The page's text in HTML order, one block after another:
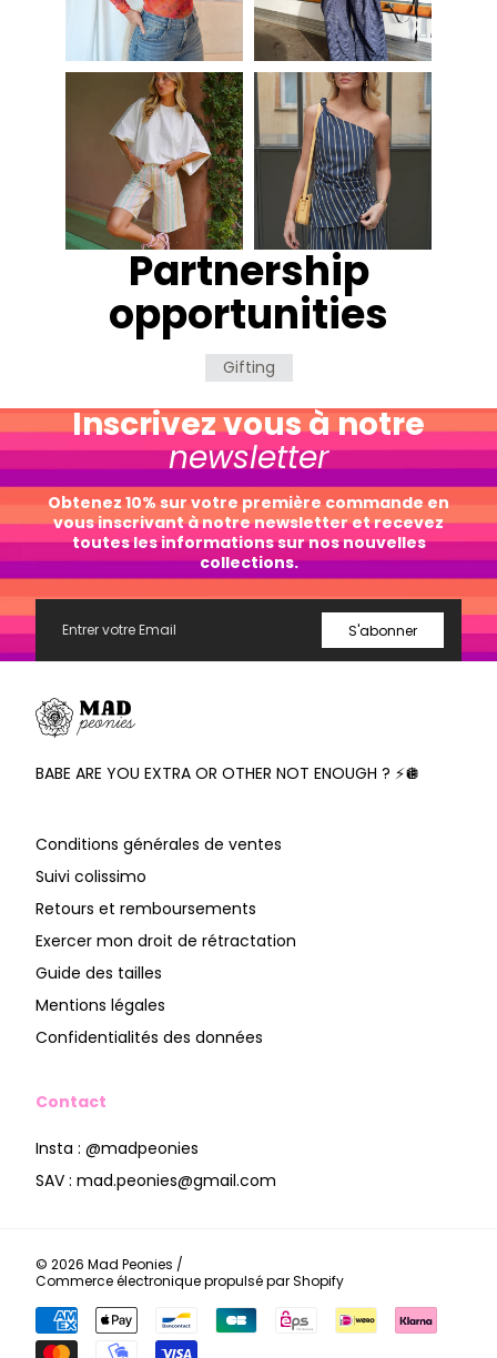
Partnership
opportunities
Gifting
Inscrivez vous à notre
newsletter
Obtenez 10% sur votre première commande en
vous inscrivant à notre newsletter et recevez
toutes les informations sur nos nouvelles
collections.
S'abonner
Peonies
BABE ARE YOU EXTRA OR OTHER NOT ENOUGH ? ⚡️🪩
Conditions générales de ventes
Suivi colissimo
Retours et remboursements
Exercer mon droit de rétractation
Guide des tailles
Mentions légales
Confidentialités des données
Contact
Insta : @madpeonies
SAV : mad.peonies@gmail.com
© 2026 Mad Peonies /
Commerce électronique propulsé par Shopify